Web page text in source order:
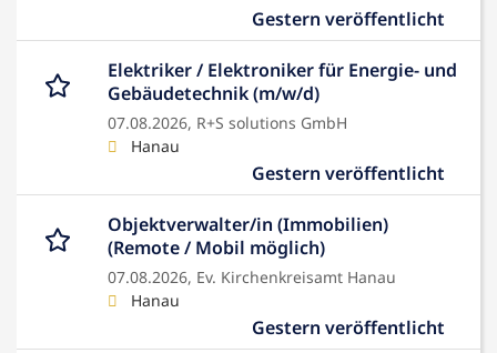
Gestern veröffentlicht
Elektriker / Elektroniker für Energie- und
Gebäudetechnik (m/w/d)
07.08.2026, R+S solutions GmbH
Hanau
Gestern veröffentlicht
Objektverwalter/in (Immobilien)
(Remote / Mobil möglich)
07.08.2026, Ev. Kirchenkreisamt Hanau
Hanau
Gestern veröffentlicht